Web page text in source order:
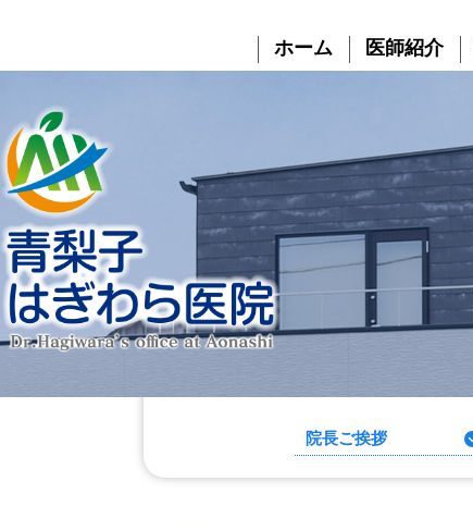
テ
ツ
へ
ス
キ
ッ
プ
ゲ
シ
ョ
ン
に
移
動
ホーム 医師紹介
院長ご挨拶